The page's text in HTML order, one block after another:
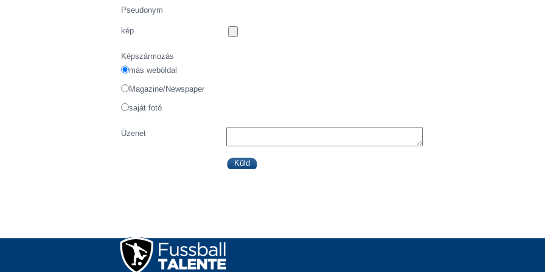
Pseudonym
kép
Képszármozás
más webóldal
Magazine/Newspaper
saját fotó
Üzenet